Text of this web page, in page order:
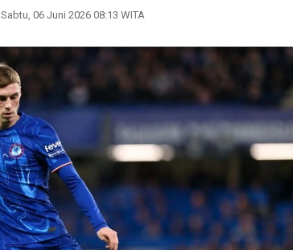
Sabtu, 06 Juni 2026 08:13 WITA